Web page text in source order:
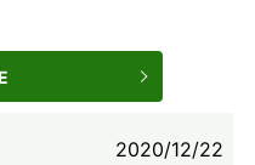
2020/12/22